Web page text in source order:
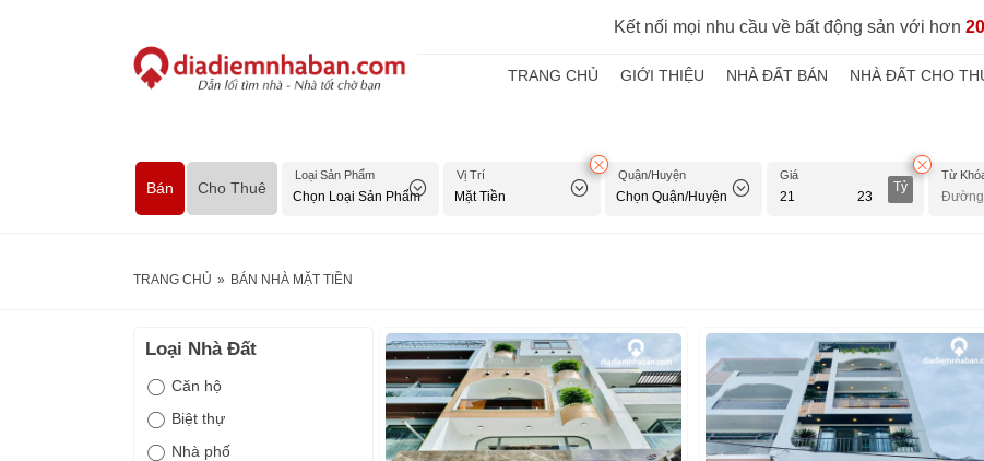
Kết nối mọi nhu cầu về bất động sản với hơn
TRANG CHỦ GIỚI THIỆU NHÀ ĐẤT BÁN NHÀ ĐẤT CHO
Bán Cho Thuê
Loại Sản Phẩm Vị Trí Quận/Huyện Giá
Tỷ
Từ
TRANG CHỦ » BÁN NHÀ MẶT TIỀN
Loại Nhà Đất
Căn hộ
Biệt thự
Nhà phố